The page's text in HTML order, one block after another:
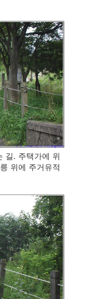
길. 주택가에 위
위에 주거유적